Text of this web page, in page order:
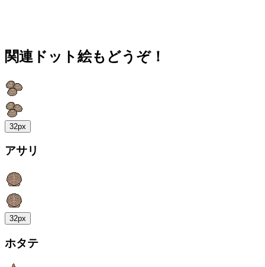
関連ドット絵もどうぞ！
32px
アサリ
32px
ホタテ